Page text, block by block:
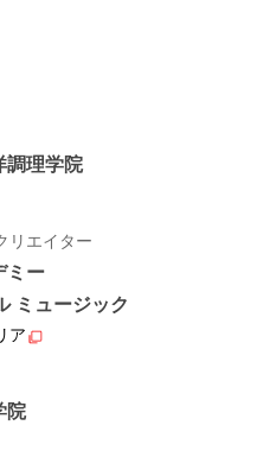
調理学院
リエイター
ミー
ミュージック
ア
院